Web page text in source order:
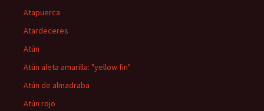
Atapuerca
Atardeceres
Atún
Atún aleta amarilla: "yellow fin"
Atún de almadraba
Atún rojo